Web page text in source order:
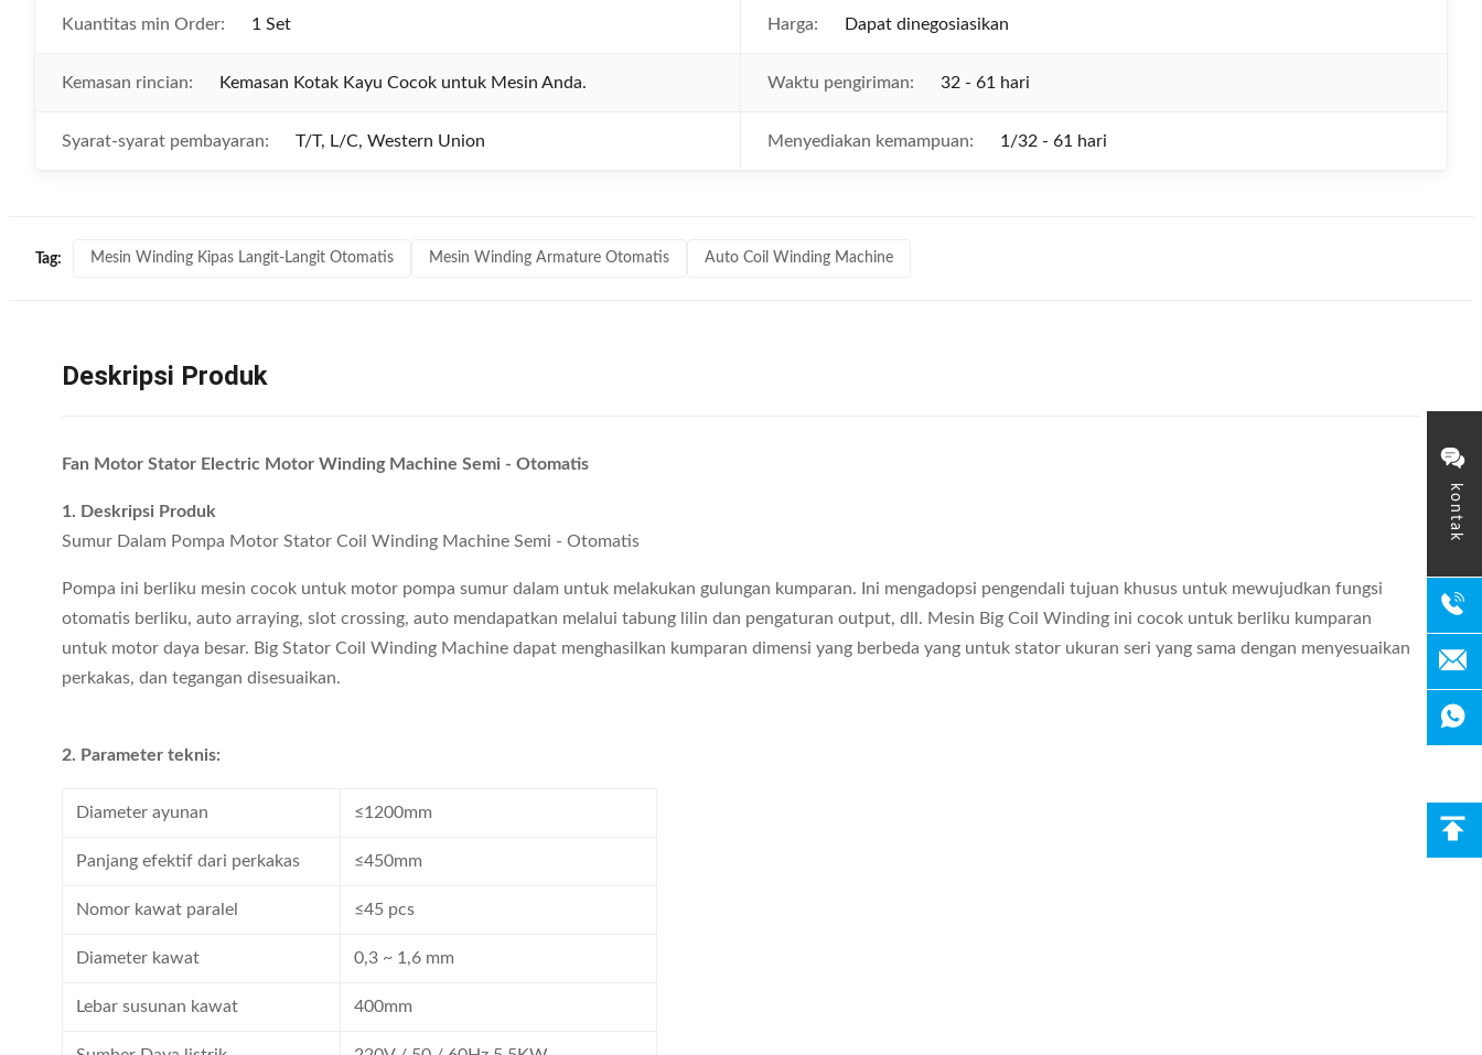
kontak
Kuantitas min Order: 1 Set Harga: Dapat dinegosiasikan
Kemasan rincian: Kemasan Kotak Kayu Cocok untuk Mesin Anda. Waktu pengiriman: 32 - 61 hari
Syarat-syarat pembayaran: T/T, L/C, Western Union Menyediakan kemampuan: 1/32 - 61 hari
Tag: Mesin Winding Kipas Langit-Langit Otomatis Mesin Winding Armature Otomatis Auto Coil Winding Machine
Deskripsi Produk
Fan Motor Stator Electric Motor Winding Machine Semi - Otomatis
1. Deskripsi Produk
Sumur Dalam Pompa Motor Stator Coil Winding Machine Semi - Otomatis
Pompa ini berliku mesin cocok untuk motor pompa sumur dalam untuk melakukan gulungan kumparan. Ini mengadopsi pengendali tujuan khusus untuk mewujudkan fungsi
otomatis berliku, auto arraying, slot crossing, auto mendapatkan melalui tabung lilin dan pengaturan output, dll. Mesin Big Coil Winding ini cocok untuk berliku kumparan
untuk motor daya besar. Big Stator Coil Winding Machine dapat menghasilkan kumparan dimensi yang berbeda yang untuk stator ukuran seri yang sama dengan menyesuaikan
perkakas, dan tegangan disesuaikan.
2. Parameter teknis:
Diameter ayunan ≤1200mm
Panjang efektif dari perkakas ≤450mm
Nomor kawat paralel ≤45 pcs
Diameter kawat 0,3 ~ 1,6 mm
Lebar susunan kawat 400mm